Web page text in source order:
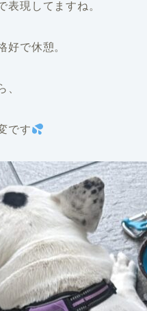
表現してますね。
好で休憩。
、
です